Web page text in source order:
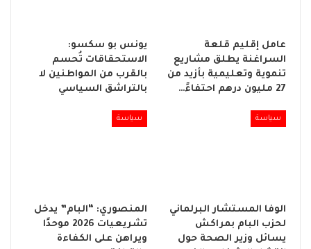
عامل إقليم قلعة
السراغنة يطلق مشاريع
تنموية وتعليمية بأزيد من
27 مليون درهم احتفاءً…
يونس بو سكسو:
الاستحقاقات تُحسم
بالقرب من المواطنين لا
بالتراشق السياسي
سياسة
الوفا المستشار البرلماني
لحزب البام بمراكش
يسائل وزير الصحة حول
سياسة
المنصوري: “البام” يدخل
تشريعيات 2026 موحدًا
ويراهن على الكفاءة